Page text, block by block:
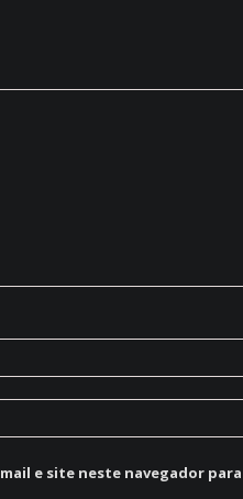
e site neste navegador